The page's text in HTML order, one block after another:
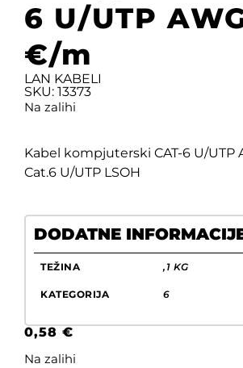
6 U/UTP
€/m
LAN KABELI
SKU: 13373
Na zalihi
Kabel kompjuterski CAT-6 U/UTP
Cat.6 U/UTP LSOH
DODATNE
TEŽINA ,1 KG
KATEGORIJA 6
0,58 €
Na zalihi